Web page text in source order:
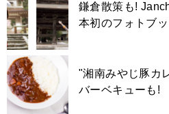
鎌倉散策も!
本初のフォトブ
"湘南みやじ豚カ
バーベキューも!